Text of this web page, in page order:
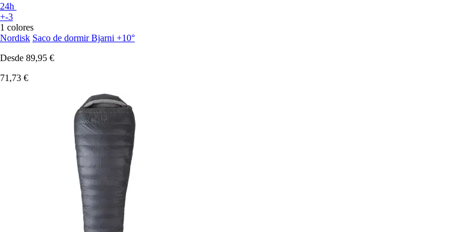
24h
+-3
1 colores
Nordisk Saco de dormir Bjarni +10°
Desde 89,95 €
71,73 €